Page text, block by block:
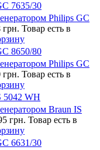
7635/30
Philips GC
грн. Товар есть в
8650/80
Philips GC
грн. Товар есть в
5042 WH
Braun IS
грн. Товар есть в
6631/30